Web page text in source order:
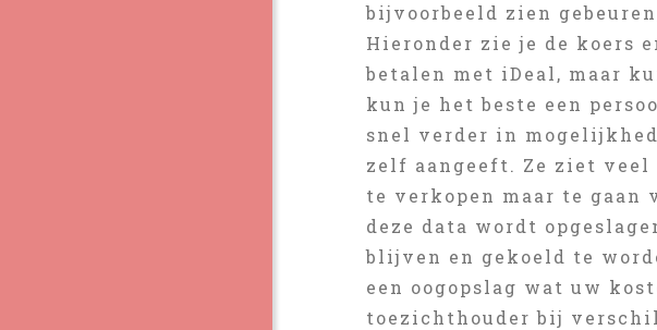
bijvoorbeeld zien
Hieronder zie je de koers
betalen met iDeal, maar
kun je het beste een
snel verder in
zelf aangeeft. Ze ziet
te verkopen maar te gaan
deze data wordt
blijven en gekoeld te
een oogopslag wat uw
toezichthouder bij